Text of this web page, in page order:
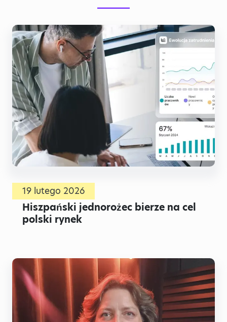
19 lutego 2026
Hiszpański jednorożec bierze na cel
polski rynek